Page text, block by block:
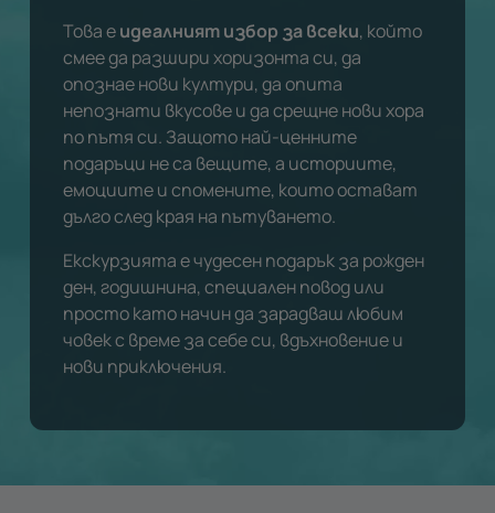
Това еидеалният избор за всеки, който
смее да разшири хоризонта си, да
опознае нови култури, да опита
непознати вкусове и да срещне нови хора
по пътя си. Защото най-ценните
подаръци не са вещите, а историите,
емоциите и спомените, които остават
дълго след края на пътуването.
Екскурзията е чудесен подарък за рожден
ден, годишнина, специален повод или
просто като начин да зарадваш любим
човек с време за себе си, вдъхновение и
нови приключения.